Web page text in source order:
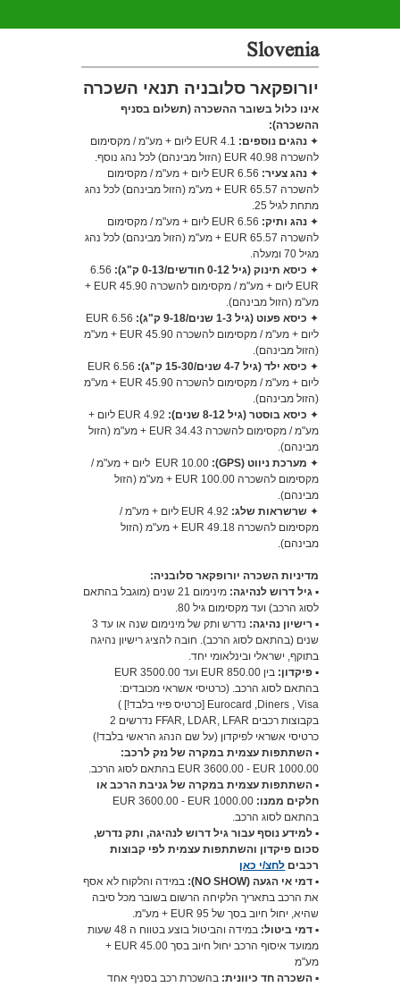
Slovenia
יורופקאר סלובניה תנאי השכרה
אינו כלול בשובר ההשכרה (תשלום בסניף
ההשכרה):
✦ נהגים נוספים:
4.1 EUR ליום + מע"מ / מקסימום
להשכרה 40.98 EUR (הזול מבינהם) לכל נהג נוסף.
✦ נהג צעיר:
6.56 EUR ליום + מע"מ / מקסימום
להשכרה 65.57 EUR + מע"מ (הזול מבינהם) לכל נהג
מתחת לגיל 25.
✦ נהג ותיק:
6.56 EUR ליום + מע"מ / מקסימום
להשכרה 65.57 EUR + מע"מ (הזול מבינהם) לכל נהג
מגיל 70 ומעלה.
✦ כיסא תינוק (גיל 0-12 חודשים/0-13 ק"ג):
6.56
EUR ליום + מע"מ / מקסימום להשכרה 45.90 EUR +
מע"מ (הזול מבינהם).
✦ כיסא פעוט (גיל 1-3 שנים/9-18 ק"ג):
6.56 EUR
ליום + מע"מ / מקסימום להשכרה 45.90 EUR + מע"מ
(הזול מבינהם).
✦ כיסא ילד (גיל 4-7 שנים/15-30 ק"ג):
6.56 EUR
ליום + מע"מ / מקסימום להשכרה 45.90 EUR + מע"מ
(הזול מבינהם).
✦ כיסא בוסטר (גיל 8-12 שנים):
4.92 EUR ליום +
מע"מ / מקסימום להשכרה 34.43 EUR + מע"מ (הזול
מבינהם).
✦ מערכת ניווט (GPS):
EUR 10.00 ליום + מע"מ /
מקסימום להשכרה 100.00 EUR + מע"מ (הזול
מבינהם).
✦ שרשראות שלג:
4.92 EUR ליום + מע"מ /
מקסימום להשכרה 49.18 EUR + מע"מ (הזול
מבינהם).
מדיניות השכרה יורופקאר סלובניה:
▪️ גיל דרוש לנהיגה:
מינימום 21 שנים (מוגבל בהתאם
לסוג הרכב) ועד מקסימום גיל 80.
▪️ רישיון נהיגה:
נדרש ותק של מינימום שנה או עד 3
שנים (בהתאם לסוג הרכב). חובה להציג רישיון נהיגה
בתוקף, ישראלי ובינלאומי יחד.
▪️ פיקדון:
בין 850.00 EUR ועד 3500.00 EUR
בהתאם לסוג הרכב. (כרטיסי אשראי מכובדים:
Eurocard ,Diners , Visa [כרטיס פיזי בלבד!] )
בקבוצות רכבים FFAR, LDAR, LFAR נדרשים 2
כרטיסי אשראי לפיקדון (על שם הנהג הראשי בלבד!)
▪️ השתתפות עצמית במקרה של נזק לרכב:
1000.00 EUR 3600.00 - EUR בהתאם לסוג הרכב.
▪️ השתתפות עצמית במקרה של גניבת הרכב או
חלקים ממנו:
1000.00 EUR 3600.00 - EUR
בהתאם לסוג הרכב.
▪️ למידע נוסף עבור גיל דרוש לנהיגה, ותק נדרש,
סכום פיקדון והשתתפות עצמית לפי קבוצות
רכבים לחצ/י כאן
▪️ דמי אי הגעה (NO SHOW):
במידה והלקוח לא אסף
את הרכב בתאריך הלקיחה הרשום בשובר מכל סיבה
שהיא, יחול חיוב בסך של 95 EUR + מע"מ.
▪️ דמי ביטול:
במידה והביטול בוצע בטווח ה 48 שעות
ממועד איסוף הרכב יחול חיוב בסך 45.00 EUR +
מע"מ
▪️ השכרה חד כיוונית: בהשכרת רכב בסניף אחד